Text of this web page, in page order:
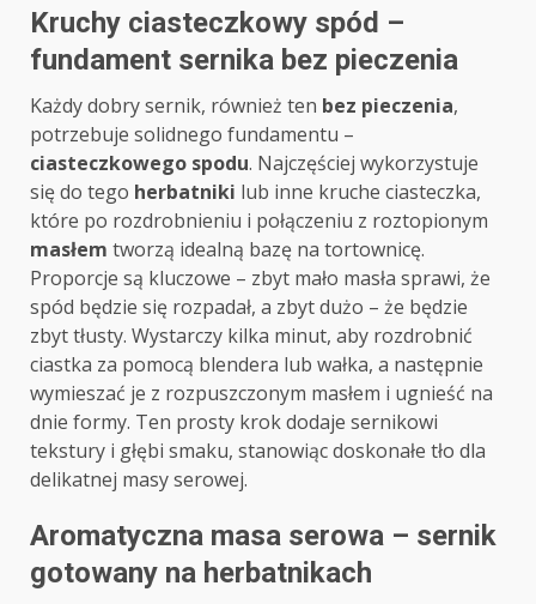
Kruchy ciasteczkowy spód –
fundament sernika bez pieczenia
Każdy dobry sernik, również ten bez pieczenia,
potrzebuje solidnego fundamentu –
ciasteczkowego spodu. Najczęściej wykorzystuje
się do tego herbatniki lub inne kruche ciasteczka,
które po rozdrobnieniu i połączeniu z roztopionym
masłem tworzą idealną bazę na tortownicę.
Proporcje są kluczowe – zbyt mało masła sprawi, że
spód będzie się rozpadał, a zbyt dużo – że będzie
zbyt tłusty. Wystarczy kilka minut, aby rozdrobnić
ciastka za pomocą blendera lub wałka, a następnie
wymieszać je z rozpuszczonym masłem i ugnieść na
dnie formy. Ten prosty krok dodaje sernikowi
tekstury i głębi smaku, stanowiąc doskonałe tło dla
delikatnej masy serowej.
Aromatyczna masa serowa – sernik
gotowany na herbatnikach